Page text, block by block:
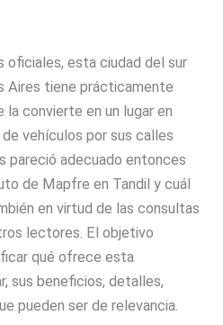
esta ciudad del sur
Aires tiene prácticamente
la convierte en un lugar en
vehículos por sus calles
pareció adecuado entonces
de Mapfre en Tandil y cuál
en virtud de las consultas
lectores. El objetivo
qué ofrece esta
sus beneficios, detalles,
pueden ser de relevancia.